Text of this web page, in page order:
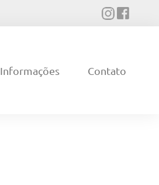
Informações Contato